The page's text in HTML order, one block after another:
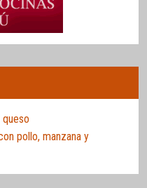
pollo, manzana y